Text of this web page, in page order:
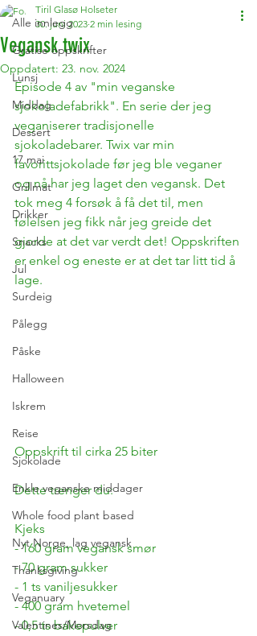
Alle innlegg
Gratise oppskrifter
Lunsj
Middag
Dessert
17.mai
Grillmat
Drikker
Snacks
Jul
Surdeig
Pålegg
Påske
Halloween
Iskrem
Reise
Sjokolade
Enkle veganske middager
Whole food plant based
Nyt Norge, lag vegansk
Thanksgiving
Veganuary
Valentines/Morsdag
Vegansk twix
Tiril Glasø Holseter
30. juni 2023 2 min lesing
Oppdatert: 23. nov. 2024
Episode 4 av "min veganske
sjokoladefabrikk". En serie der jeg
veganiserer tradisjonelle
sjokoladebarer. Twix var min
favorittsjokolade før jeg ble veganer
og nå har jeg laget den vegansk. Det
tok meg 4 forsøk å få det til, men
følelsen jeg fikk når jeg greide det
gjorde at det var verdt det! Oppskriften
er enkel og eneste er at det tar litt tid å
lage.
Oppskrift til cirka 25 biter
Dette trenger du:
Kjeks
- 160 gram vegansk smør
- 70 gram sukker
- 1 ts vaniljesukker
- 400 gram hvetemel
- 0,5 ts bakepulver